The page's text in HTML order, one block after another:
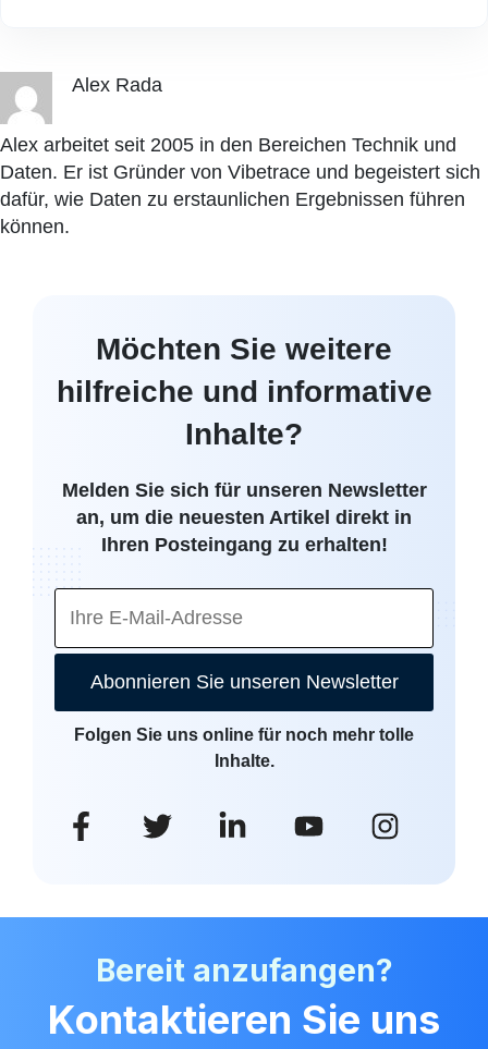
Alex Rada
Alex arbeitet seit 2005 in den Bereichen Technik und
Daten. Er ist Gründer von Vibetrace und begeistert sich
dafür, wie Daten zu erstaunlichen Ergebnissen führen
können.
Möchten Sie weitere
hilfreiche und informative
Inhalte?
Melden Sie sich für unseren Newsletter
an, um die neuesten Artikel direkt in
Ihren Posteingang zu erhalten!
Abonnieren Sie unseren Newsletter
Folgen Sie uns online für noch mehr tolle
Inhalte.
Bereit anzufangen?
Kontaktieren Sie uns